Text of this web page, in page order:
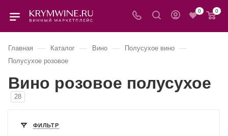
0 0
Главная — Каталог — Вино — Полусухое вино —
Полусухое розовое
Вино розовое полусухое
28
ФИЛЬТР